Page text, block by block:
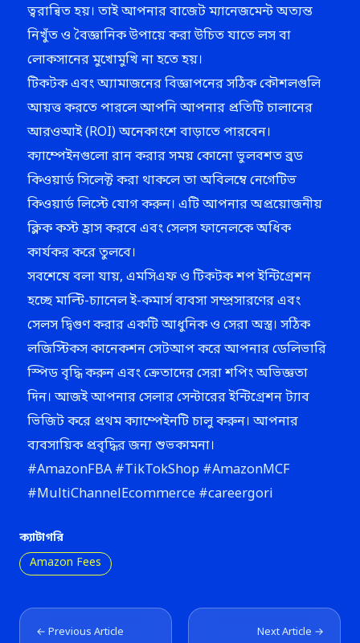
ত্বরান্বিত হয়। তাই আপনার বাজেট ম্যানেজমেন্ট অত্যন্ত
নিখুঁত ও বৈজ্ঞানিক উপায়ে করা উচিত যাতে লস বা
লোকসানের মুখোমুখি না হতে হয়।
টিকটক এবং অ্যামাজনের বিজ্ঞাপনের সঠিক কৌশলগুলি
আয়ত্ত করতে পারলে আপনি আপনার প্রতিটি চালানের
আরওআই (ROI) অনেকাংশে বাড়াতে পারবেন।
ক্যাম্পেইনগুলো রান করার সময় কোনো ভুলবশত ব্রড
কিওয়ার্ড সিলেক্ট করা থাকলে তা অবিলম্বে নেগেটিভ
কিওয়ার্ড লিস্টে যোগ করুন। এটি আপনার অপ্রয়োজনীয়
ক্লিক কস্ট হ্রাস করবে এবং সেলস ফানেলকে অধিক
কার্যকর করে তুলবে।
সবশেষে বলা যায়, এমসিএফ ও টিকটক শপ ইন্টিগ্রেশন
হচ্ছে মাল্টি-চ্যানেল ই-কমার্স ব্যবসা সম্প্রসারণের এবং
সেলস দ্বিগুণ করার একটি আধুনিক ও সেরা অস্ত্র। সঠিক
লজিস্টিকস কানেকশন সেটআপ করে আপনার ডেলিভারি
স্পিড বৃদ্ধি করুন এবং ক্রেতাদের সেরা শপিং অভিজ্ঞতা
দিন। আজই আপনার সেলার সেন্টারের ইন্টিগ্রেশন ট্যাব
ভিজিট করে প্রথম ক্যাম্পেইনটি চালু করুন। আপনার
ব্যবসায়িক প্রবৃদ্ধির জন্য শুভকামনা।
#AmazonFBA #TikTokShop #AmazonMCF
#MultiChannelEcommerce #careergori
ক্যাটাগরি
Amazon Fees
← Previous Article
Next Article →